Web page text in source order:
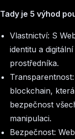
Tady je 5 výhod
Vlastnictví: S
identitu a
prostředníka.
blockchain,
bezpečnost
manipulaci.
Bezpečnost: